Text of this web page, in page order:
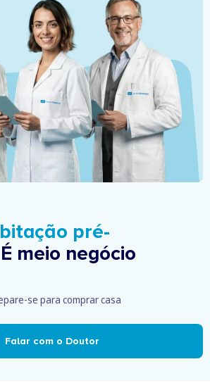
pré-
É meio negócio
se para comprar casa
Falar com o Doutor